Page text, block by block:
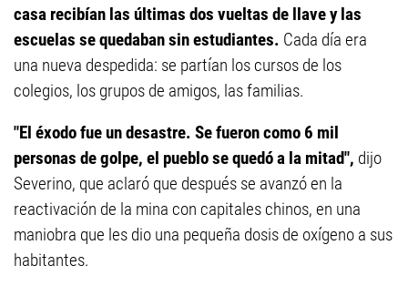
casa recibían las últimas dos vueltas de llave y las
escuelas se quedaban sin estudiantes. Cada día era
una nueva despedida: se partían los cursos de los
colegios, los grupos de amigos, las familias.
"El éxodo fue un desastre. Se fueron como 6 mil
personas de golpe, el pueblo se quedó a la mitad", dijo
Severino, que aclaró que después se avanzó en la
reactivación de la mina con capitales chinos, en una
maniobra que les dio una pequeña dosis de oxígeno a sus
habitantes.